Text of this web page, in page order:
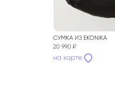
СУМКА ИЗ EKONIKA
20 990 ₽
на карте